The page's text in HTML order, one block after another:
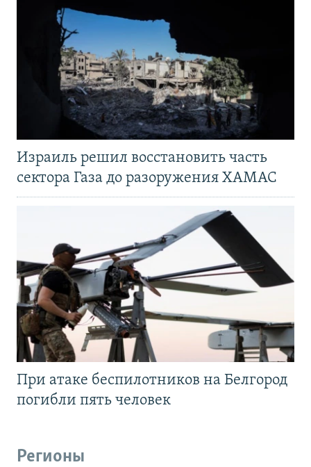
Израиль решил восстановить часть
сектора Газа до разоружения ХАМАС
При атаке беспилотников на Белгород
погибли пять человек
Регионы